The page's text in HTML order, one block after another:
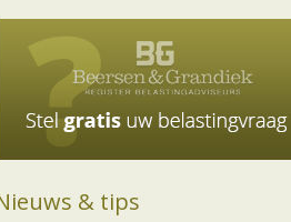
& tips